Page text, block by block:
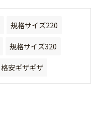
規格サイズ220
規格サイズ320
格安ギザギザ